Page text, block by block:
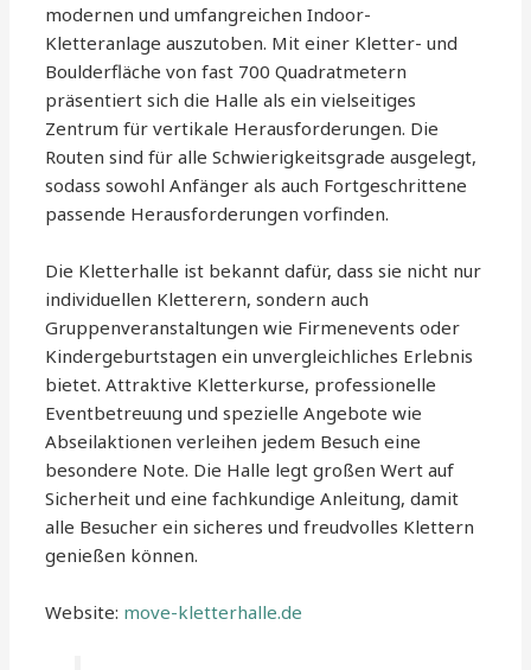
modernen und umfangreichen Indoor-
Kletteranlage auszutoben. Mit einer Kletter- und
Boulderfläche von fast 700 Quadratmetern
präsentiert sich die Halle als ein vielseitiges
Zentrum für vertikale Herausforderungen. Die
Routen sind für alle Schwierigkeitsgrade ausgelegt,
sodass sowohl Anfänger als auch Fortgeschrittene
passende Herausforderungen vorfinden.
Die Kletterhalle ist bekannt dafür, dass sie nicht nur
individuellen Kletterern, sondern auch
Gruppenveranstaltungen wie Firmenevents oder
Kindergeburtstagen ein unvergleichliches Erlebnis
bietet. Attraktive Kletterkurse, professionelle
Eventbetreuung und spezielle Angebote wie
Abseilaktionen verleihen jedem Besuch eine
besondere Note. Die Halle legt großen Wert auf
Sicherheit und eine fachkundige Anleitung, damit
alle Besucher ein sicheres und freudvolles Klettern
genießen können.
Website: move-kletterhalle.de